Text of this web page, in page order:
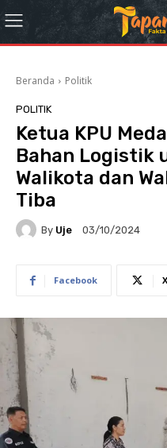
Beranda Politik
POLITIK
Ketua KPU
Bahan Logistik
Walikota dan
Tiba
By Uje 03/10/2024
Facebook X